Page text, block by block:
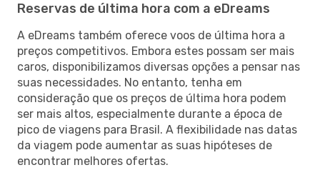
Reservas de última hora com a eDreams
A eDreams também oferece voos de última hora a
preços competitivos. Embora estes possam ser mais
caros, disponibilizamos diversas opções a pensar nas
suas necessidades. No entanto, tenha em
consideração que os preços de última hora podem
ser mais altos, especialmente durante a época de
pico de viagens para Brasil. A flexibilidade nas datas
da viagem pode aumentar as suas hipóteses de
encontrar melhores ofertas.